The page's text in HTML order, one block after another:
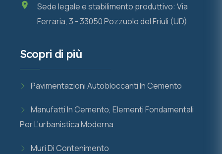
Sede legale e stabilimento produttivo: Via
Ferraria, 3 - 33050 Pozzuolo del Friuli (UD)
Scopri di più
Pavimentazioni Autobloccanti In Cemento
Manufatti In Cemento, Elementi Fondamentali
Per L’urbanistica Moderna
Muri Di Contenimento